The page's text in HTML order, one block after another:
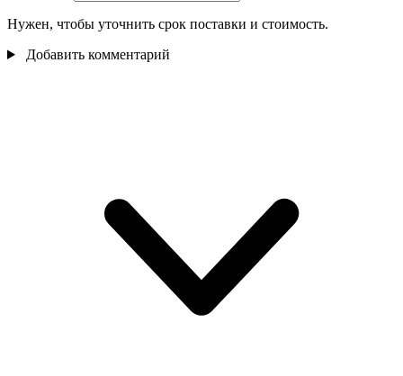
Нужен, чтобы уточнить срок поставки и стоимость.
Добавить комментарий